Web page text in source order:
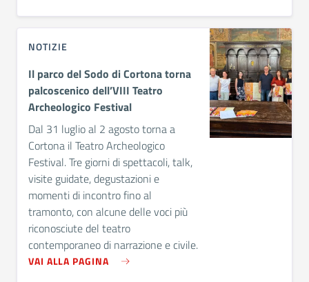
NOTIZIE
Il parco del Sodo di Cortona torna
palcoscenico dell’VIII Teatro
Archeologico Festival
Dal 31 luglio al 2 agosto torna a
Cortona il Teatro Archeologico
Festival. Tre giorni di spettacoli, talk,
visite guidate, degustazioni e
momenti di incontro fino al
tramonto, con alcune delle voci più
riconosciute del teatro
contemporaneo di narrazione e civile.
VAI ALLA PAGINA